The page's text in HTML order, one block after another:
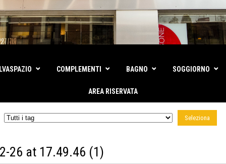
COMPLEMENTI BAGNO SOGGIORNO
AREA RISERVATA
26 at 17.49.46 (1)